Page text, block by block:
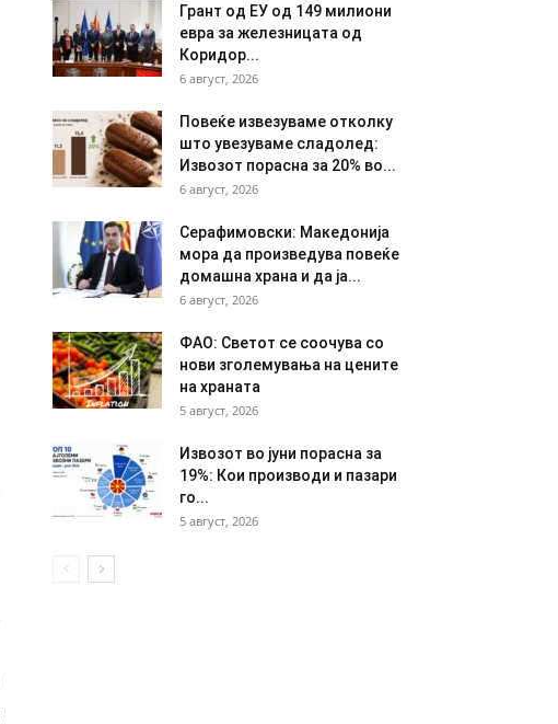
Грант од ЕУ од 149 милиони
евра за железницата од
Коридор...
6 август, 2026
Повеќе извезуваме отколку
што увезуваме сладолед:
Извозот порасна за 20% во...
6 август, 2026
Серафимовски: Македонија
мора да произведува повеќе
домашна храна и да ја...
6 август, 2026
ФАО: Светот се соочува со
нови зголемувања на цените
на храната
5 август, 2026
Извозот во јуни порасна за
19%: Кои производи и пазари
го...
5 август, 2026